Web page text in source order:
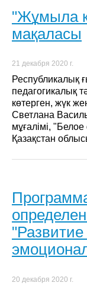
"Жұмыла
мақаласы
21 декабря 2020 г.
Республикалық
педагогикалық
көтерген, жүк
Светлана
мұғалімі,
Қазақстан
20 декабря 2020 г.